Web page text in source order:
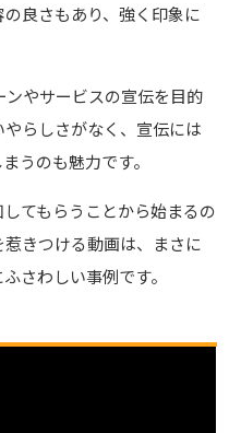
良さもあり、強く印象に
やサービスの宣伝を目的
らしさがなく、宣伝には
うのも魅力です。
てもらうことから始まるの
きつける動画は、まさに
さわしい事例です。